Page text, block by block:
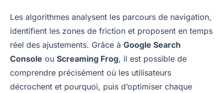
Les algorithmes analysent les parcours de navigation,
identifient les zones de friction et proposent en temps
réel des ajustements. Grâce à Google Search
Console ou Screaming Frog, il est possible de
comprendre précisément où les utilisateurs
décrochent et pourquoi, puis d’optimiser chaque